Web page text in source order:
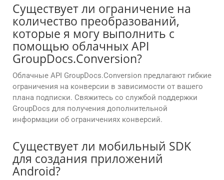
Существует ли ограничение на
количество преобразований,
которые я могу выполнить с
помощью облачных API
GroupDocs.Conversion?
Облачные API GroupDocs.Conversion предлагают гибкие
ограничения на конверсии в зависимости от вашего
плана подписки. Свяжитесь со службой поддержки
GroupDocs для получения дополнительной
информации об ограничениях конверсий.
Существует ли мобильный SDK
для создания приложений
Android?